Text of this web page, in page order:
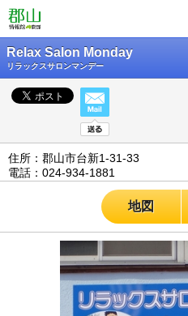
Relax Salon Monday
リラックスサロンマンデー
住所：郡山市台新1-31-33
電話：024-934-1881
地図